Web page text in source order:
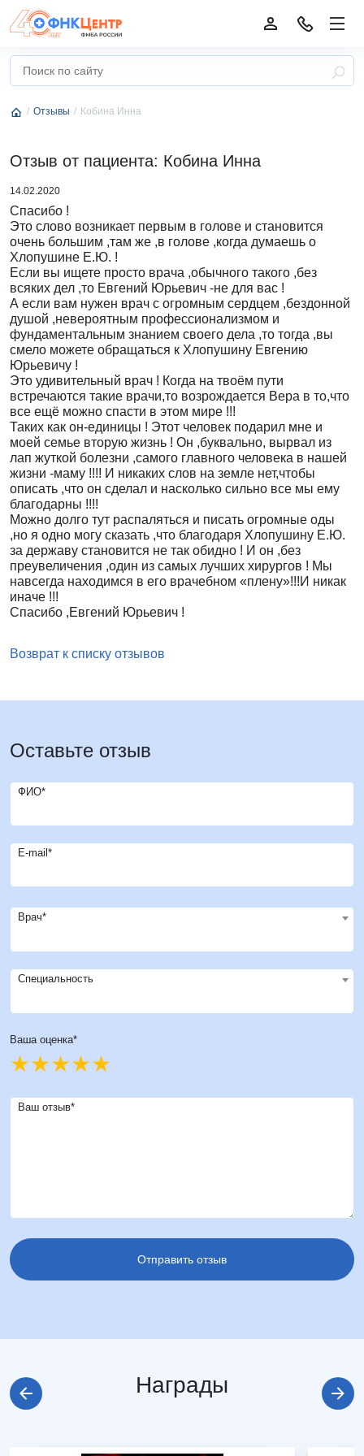
Отзывы Кобина Инна
Отзыв от пациента: Кобина Инна
14.02.2020
Спасибо !
Это слово возникает первым в голове и становится
очень большим ,там же ,в голове ,когда думаешь о
Хлопушине Е.Ю. !
Если вы ищете просто врача ,обычного такого ,без
всяких дел ,то Евгений Юрьевич -не для вас !
А если вам нужен врач с огромным сердцем ,бездонной
душой ,невероятным профессионализмом и
фундаментальным знанием своего дела ,то тогда ,вы
смело можете обращаться к Хлопушину Евгению
Юрьевичу !
Это удивительный врач ! Когда на твоём пути
встречаются такие врачи,то возрождается Вера в то,что
все ещё можно спасти в этом мире !!!
Таких как он-единицы ! Этот человек подарил мне и
моей семье вторую жизнь ! Он ,буквально, вырвал из
лап жуткой болезни ,самого главного человека в нашей
жизни -маму !!!! И никаких слов на земле нет,чтобы
описать ,что он сделал и насколько сильно все мы ему
благодарны !!!!
Можно долго тут распаляться и писать огромные оды
,но я одно могу сказать ,что благодаря Хлопушину Е.Ю.
за державу становится не так обидно ! И он ,без
преувеличения ,один из самых лучших хирургов ! Мы
навсегда находимся в его врачебном «плену»!!!И никак
иначе !!!
Спасибо ,Евгений Юрьевич !
Возврат к списку отзывов
Оставьте отзыв
ФИО*
E-mail*
Врач*
Специальность
Ваша оценка*
Ваш отзыв*
Награды